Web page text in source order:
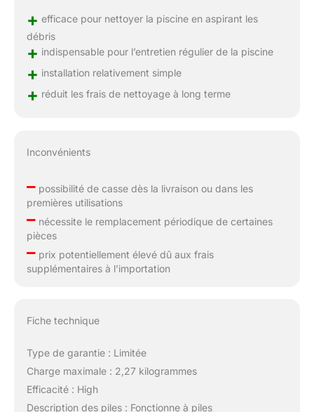
+ efficace pour nettoyer la piscine en aspirant les
débris
+ indispensable pour l’entretien régulier de la piscine
+ installation relativement simple
+ réduit les frais de nettoyage à long terme
Inconvénients
–possibilité de casse dès la livraison ou dans les
premières utilisations
–nécessite le remplacement périodique de certaines
pièces
–prix potentiellement élevé dû aux frais
supplémentaires à l’importation
Fiche technique
Type de garantie : Limitée
Charge maximale : 2,27 kilogrammes
Efficacité : High
Description des piles : Fonctionne à piles